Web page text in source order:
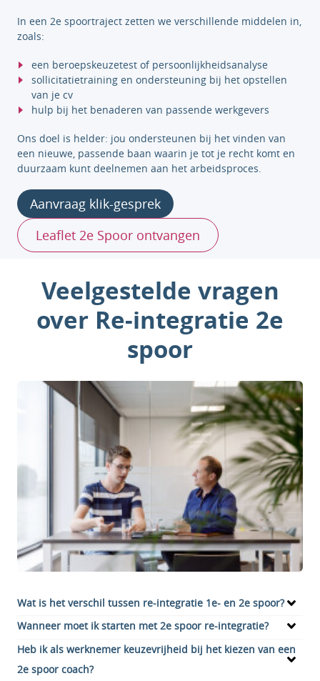
In een 2e spoortraject zetten we verschillende middelen in,
zoals:
een beroepskeuzetest of persoonlijkheidsanalyse
sollicitatietraining en ondersteuning bij het opstellen
van je cv
hulp bij het benaderen van passende werkgevers
Ons doel is helder: jou ondersteunen bij het vinden van
een nieuwe, passende baan waarin je tot je recht komt en
duurzaam kunt deelnemen aan het arbeidsproces.
Aanvraag klik-gesprek
Leaflet 2e Spoor ontvangen
Veelgestelde vragen
over Re-integratie 2e
spoor
Wat is het verschil tussen re-integratie 1e- en 2e spoor?
Wanneer moet ik starten met 2e spoor re-integratie?
Heb ik als werknemer keuzevrijheid bij het kiezen van een
2e spoor coach?